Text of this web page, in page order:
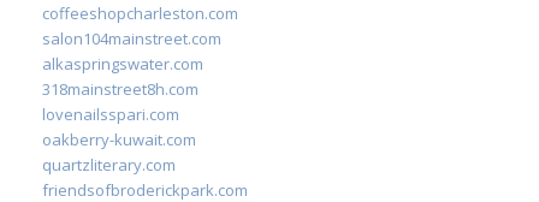
coffeeshopcharleston.com
salon104mainstreet.com
alkaspringswater.com
318mainstreet8h.com
lovenailsspari.com
oakberry-kuwait.com
quartzliterary.com
friendsofbroderickpark.com